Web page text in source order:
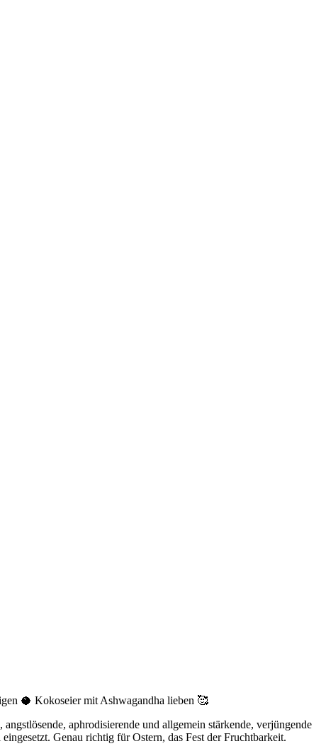
🥥 Kokoseier mit Ashwagandha lieben 🥰
aphrodisierende und allgemein stärkende, verjüngende
Genau richtig für Ostern, das Fest der Fruchtbarkeit.